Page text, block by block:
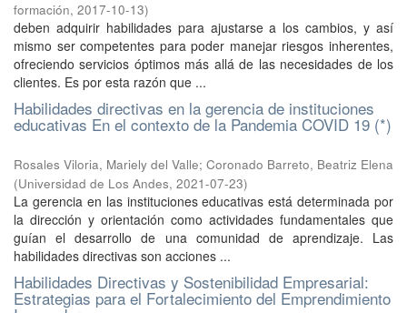
formación, 2017-10-13)
deben adquirir habilidades para ajustarse a los cambios, y así
mismo ser competentes para poder manejar riesgos inherentes,
ofreciendo servicios óptimos más allá de las necesidades de los
clientes. Es por esta razón que ...
Habilidades directivas en la gerencia de instituciones
educativas En el contexto de la Pandemia COVID 19 (*)
Rosales Viloria, Mariely del Valle; Coronado Barreto, Beatriz Elena
(Universidad de Los Andes, 2021-07-23)
La gerencia en las instituciones educativas está determinada por
la dirección y orientación como actividades fundamentales que
guían el desarrollo de una comunidad de aprendizaje. Las
habilidades directivas son acciones ...
Habilidades Directivas y Sostenibilidad Empresarial:
Estrategias para el Fortalecimiento del Emprendimiento